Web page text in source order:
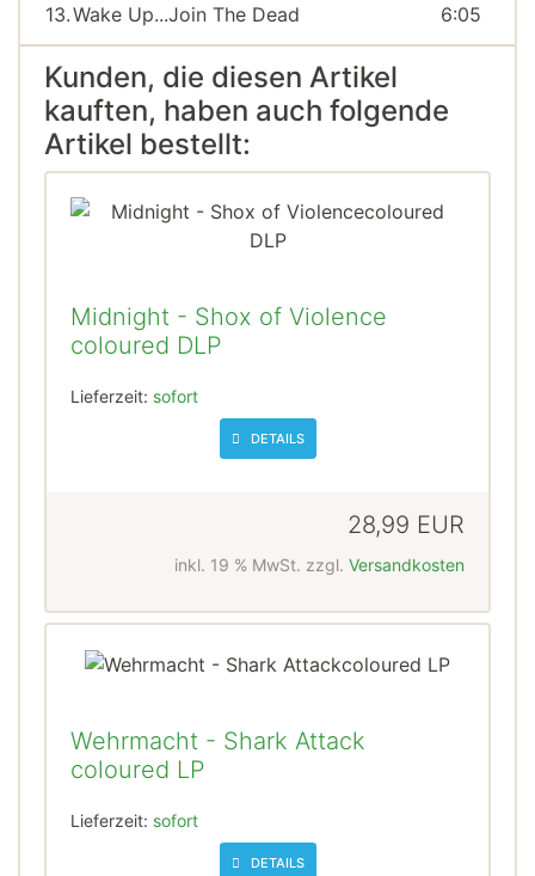
13.Wake Up...Join The Dead 6:05
Kunden, die diesen Artikel
kauften, haben auch folgende
Artikel bestellt:
Midnight - Shox of Violence
coloured DLP
Lieferzeit: sofort
DETAILS
28,99 EUR
inkl. 19 % MwSt. zzgl. Versandkosten
Wehrmacht - Shark Attack
coloured LP
Lieferzeit: sofort
DETAILS